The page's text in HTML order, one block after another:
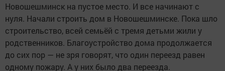
Новошешминск на пустое место. И все начинают с
нуля. Начали строить дом в Новошешминске. Пока шло
строительство, всей семьёй с тремя детьми жили у
родственников. Благоустройство дома продолжается
до сих пор — не зря говорят, что один переезд равен
одному пожару. А у них было два переезда.